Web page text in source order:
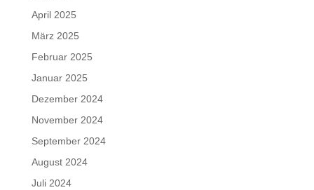
April 2025
März 2025
Februar 2025
Januar 2025
Dezember 2024
November 2024
September 2024
August 2024
Juli 2024